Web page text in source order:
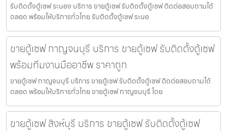
รับติดตั้งตู้เซฟ ระนอง บริการ ขายตู้เซฟ รับติดตั้งตู้เซฟ ติดต่อสอบถามได้
ตลอด พร้อมให้บริการทั่วไทย รับติดตั้งตู้เซฟ ระนอ
ขายตู้เซฟ กาญจนบุรี บริการ ขายตู้เซฟ รับติดตั้งตู้เซฟ
พร้อมทีมงานมืออาชีพ ราคาถูก
ขายตู้เซฟ กาญจนบุรี บริการ ขายตู้เซฟ รับติดตั้งตู้เซฟ ติดต่อสอบถามได้
ตลอด พร้อมให้บริการทั่วไทย ขายตู้เซฟ กาญจนบุรี โดย
ขายตู้เซฟ สิงห์บุรี บริการ ขายตู้เซฟ รับติดตั้งตู้เซฟ